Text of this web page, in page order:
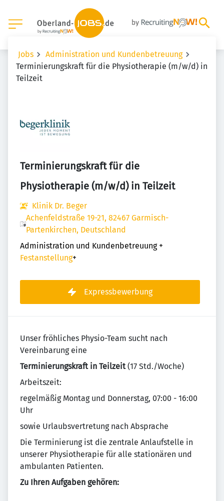
Jobs
Administration und Kundenbetreuung
Terminierungskraft für die Physiotherapie (m/w/d) in
Teilzeit
Terminierungskraft für die
Physiotherapie (m/w/d) in Teilzeit
Klinik Dr. Beger
Achenfeldstraße 19-21, 82467 Garmisch-
Partenkirchen, Deutschland
Administration und Kundenbetreuung +
Festanstellung+
Expressbewerbung
Unser fröhliches Physio-Team sucht nach
Vereinbarung eine
Terminierungskraft in Teilzeit(17 Std./Woche)
Arbeitszeit:
regelmäßig Montag und Donnerstag, 07:00 - 16:00
Uhr
sowie Urlaubsvertretung nach Absprache
Die Terminierung ist die zentrale Anlaufstelle in
unserer Physiotherapie für alle stationären und
ambulanten Patienten.
Zu Ihren Aufgaben gehören: